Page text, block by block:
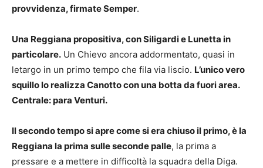
provvidenza, firmate Semper.
Una Reggiana propositiva, con Siligardi e Lunetta in
particolare. Un Chievo ancora addormentato, quasi in
letargo in un primo tempo che fila via liscio. L’unico vero
squillo lo realizza Canotto con una botta da fuori area.
Centrale: para Venturi.
Il secondo tempo si apre come si era chiuso il primo, è la
Reggiana la prima sulle seconde palle, la prima a
pressare e a mettere in difficoltà la squadra della Diga.